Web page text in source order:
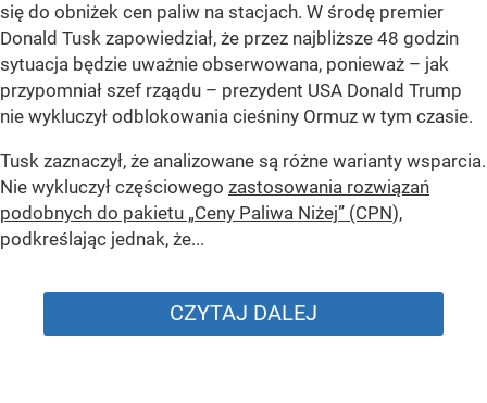
się do obniżek cen paliw na stacjach. W środę premier
Donald Tusk zapowiedział, że przez najbliższe 48 godzin
sytuacja będzie uważnie obserwowana, ponieważ – jak
przypomniał szef rząądu – prezydent USA Donald Trump
nie wykluczył odblokowania cieśniny Ormuz w tym czasie.
Tusk zaznaczył, że analizowane są różne warianty wsparcia.
Nie wykluczył częściowego zastosowania rozwiązań
podobnych do pakietu „Ceny Paliwa Niżej” (CPN),
podkreślając jednak, że...
CZYTAJ DALEJ